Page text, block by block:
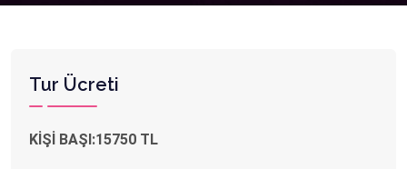
Tur Ücreti
KİŞİ BAŞI:15750 TL